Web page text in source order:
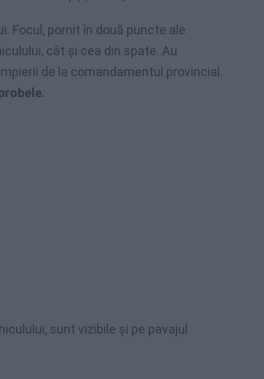
Focul, pornit în două puncte ale
cât și cea din spate. Au
de la comandamentul provincial.
sunt vizibile și pe pavajul